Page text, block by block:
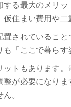
する最大のメリ
仮住まい費用や二
置されているこ
も「ここで暮ら
ットもあります
整が必要になり
。